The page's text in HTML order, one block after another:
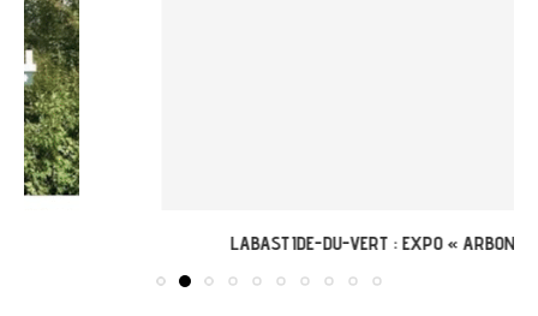
LABASTIDE-DU-VERT : EXPO « ARBONIRISME »